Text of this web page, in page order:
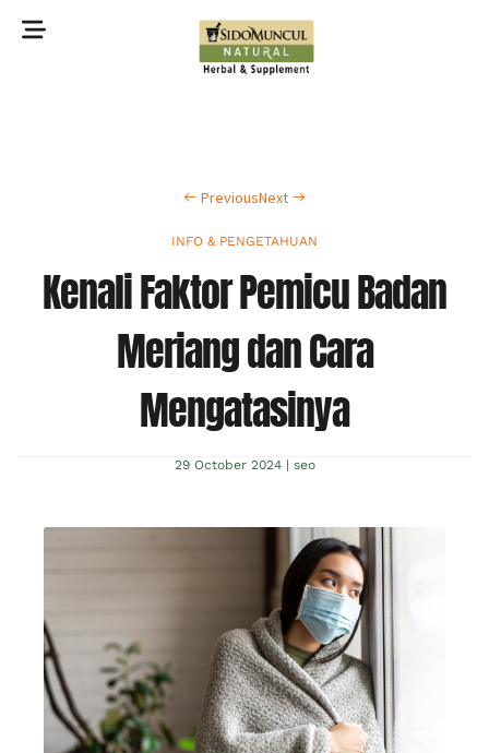
PreviousNext
INFO & PENGETAHUAN
Kenali Faktor Pemicu Badan
Meriang dan Cara
Mengatasinya
29 October 2024 | seo